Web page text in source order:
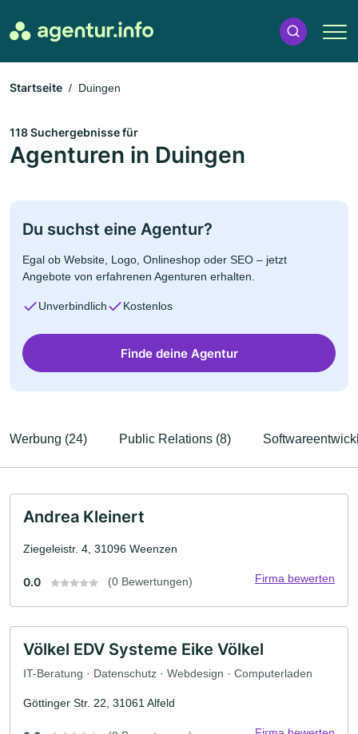
Startseite Duingen
118 Suchergebnisse für
Agenturen in Duingen
Du suchst eine Agentur?
Egal ob Website, Logo, Onlineshop oder SEO – jetzt
Angebote von erfahrenen Agenturen erhalten.
Unverbindlich Kostenlos
Finde deine Agentur
Werbung (24) Public Relations (8)
Andrea Kleinert
Ziegeleistr. 4, 31096 Weenzen
0.0 (0 Bewertungen) Firma bewerten
Völkel EDV Systeme Eike Völkel
IT-Beratung · Datenschutz · Webdesign · Computerladen
Göttinger Str. 22, 31061 Alfeld